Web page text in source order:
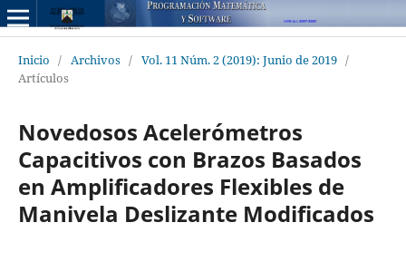
Inicio / Archivos / Vol. 11 Núm. 2 (2019): Junio de 2019 /
Artículos
Novedosos Acelerómetros
Capacitivos con Brazos Basados
en Amplificadores Flexibles de
Manivela Deslizante Modificados